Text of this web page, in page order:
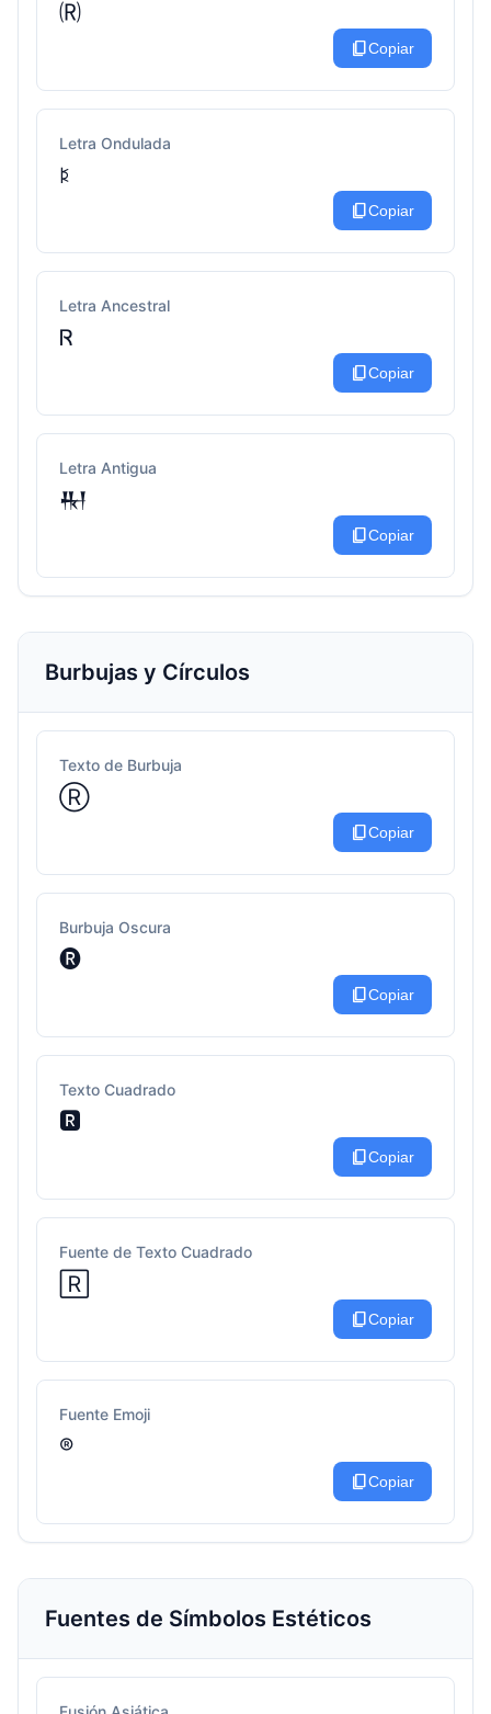
🄡
content_copyCopiar
Letra Ondulada
ꌅ
content_copyCopiar
Letra Ancestral
Ꮢ
content_copyCopiar
Letra Antigua
𒊑
content_copyCopiar
Burbujas y Círculos
Texto de Burbuja
Ⓡ
content_copyCopiar
Burbuja Oscura
🅡
content_copyCopiar
Texto Cuadrado
🆁
content_copyCopiar
Fuente de Texto Cuadrado
🅁
content_copyCopiar
Fuente Emoji
®️
content_copyCopiar
Fuentes de Símbolos Estéticos